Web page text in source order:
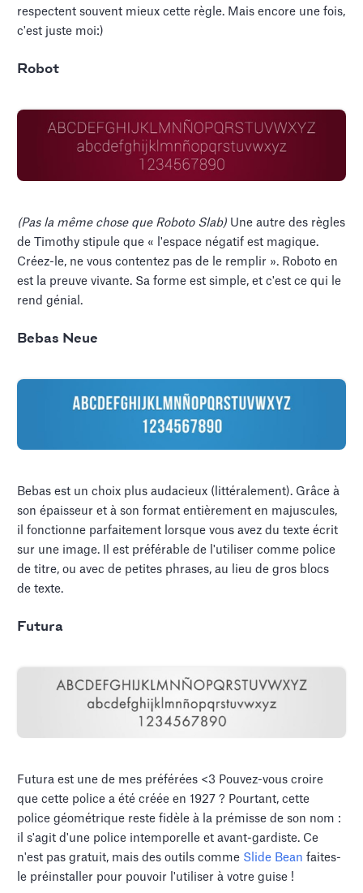
respectent souvent mieux cette règle. Mais encore une fois,
c'est juste moi:)
Robot
(Pas la même chose que Roboto Slab) Une autre des règles
de Timothy stipule que « l'espace négatif est magique.
Créez-le, ne vous contentez pas de le remplir ». Roboto en
est la preuve vivante. Sa forme est simple, et c'est ce qui le
rend génial.
Bebas Neue
Bebas est un choix plus audacieux (littéralement). Grâce à
son épaisseur et à son format entièrement en majuscules,
il fonctionne parfaitement lorsque vous avez du texte écrit
sur une image. Il est préférable de l'utiliser comme police
de titre, ou avec de petites phrases, au lieu de gros blocs
de texte.
Futura
Futura est une de mes préférées <3 Pouvez-vous croire
que cette police a été créée en 1927 ? Pourtant, cette
police géométrique reste fidèle à la prémisse de son nom :
il s'agit d'une police intemporelle et avant-gardiste. Ce
n'est pas gratuit, mais des outils comme Slide Bean faites-
le préinstaller pour pouvoir l'utiliser à votre guise !